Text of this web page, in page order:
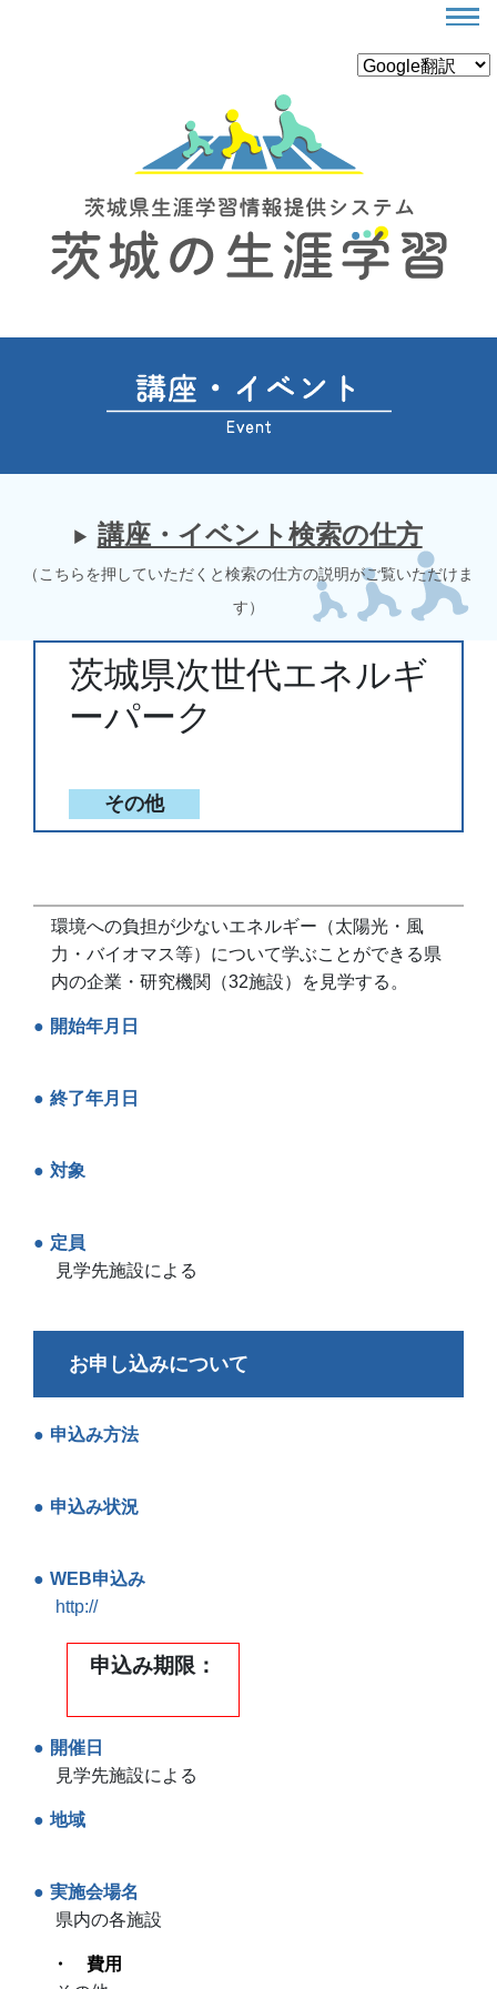
講座・イベント検索の仕方
（こちらを押していただくと検索の仕方の説明がご覧いただけま
す）
茨城県次世代エネルギ
ーパーク
その他
環境への負担が少ないエネルギー（太陽光・風
力・バイオマス等）について学ぶことができる県
内の企業・研究機関（32施設）を見学する。
開始年月日
終了年月日
対象
定員
見学先施設による
お申し込みについて
申込み方法
申込み状況
WEB申込み
http://
申込み期限
開催日
見学先施設による
地域
実施会場名
県内の各施設
費用